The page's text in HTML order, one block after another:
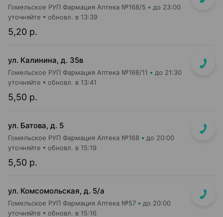
Гомельское РУП Фармация Аптека №168/5 до 23:00
5,20 р.
уточняйте обновл. в 13:39
ул. Калинина, д. 35в
Гомельское РУП Фармация Аптека №168/11 до 21:30
5,50 р.
уточняйте обновл. в 13:41
ул. Батова, д. 5
Гомельское РУП Фармация Аптека №168 до 20:00
5,50 р.
уточняйте обновл. в 15:19
ул. Комсомольская, д. 5/а
Гомельское РУП Фармация Аптека №57 до 20:00
уточняйте обновл. в 15:16